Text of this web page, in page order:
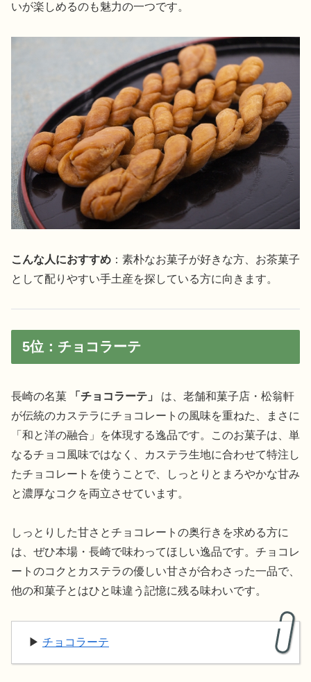
いが楽しめるのも魅力の一つです。
こんな人におすすめ ：素朴なお菓子が好きな方、お茶菓子
として配りやすい手土産を探している方に向きます。
5位：チョコラーテ
長崎の名菓 「チョコラーテ」
は、老舗和菓子店・松翁軒
が伝統のカステラにチョコレートの風味を重ねた、まさに
「和と洋の融合」を体現する逸品です。このお菓子は、単
なるチョコ風味ではなく、カステラ生地に合わせて特注し
たチョコレートを使うことで、しっとりとまろやかな甘み
と濃厚なコクを両立させています。
しっとりした甘さとチョコレートの奥行きを求める方に
は、ぜひ本場・長崎で味わってほしい逸品です。チョコレ
ートのコクとカステラの優しい甘さが合わさった一品で、
他の和菓子とはひと味違う記憶に残る味わいです。
▶︎ チョコラーテ